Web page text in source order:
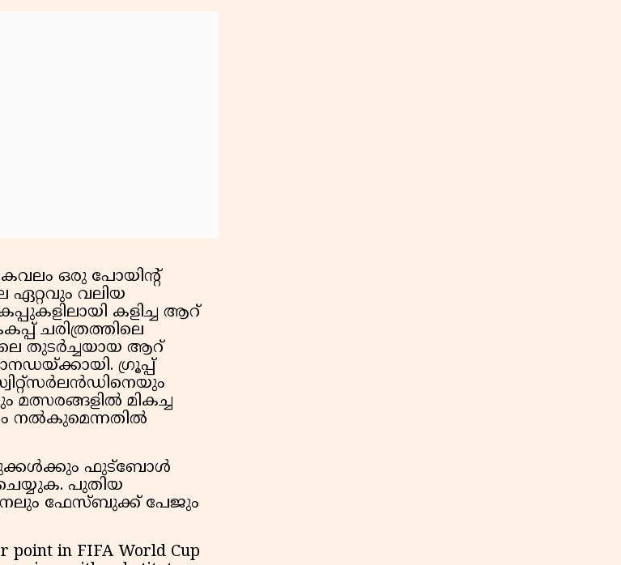
ഒരു പോയിന്റ്
ഏറ്റവും വലിയ
കളിച്ച ആറ്
ചരിത്രത്തിലെ
തുടർച്ചയായ ആറ്
ഗ്രൂപ്പ്
മികച്ച
നൽകുമെന്നതിൽ
ഫുട്ബോൾ
പുതിയ
ഫേസ്ബുക്ക് പേജും
point in FIFA World Cup